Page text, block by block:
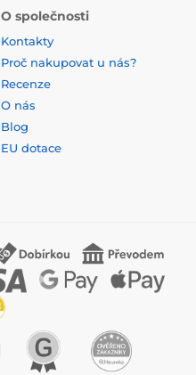
O společnosti
Kontakty
Proč nakupovat u nás?
Recenze
O nás
Blog
EU dotace